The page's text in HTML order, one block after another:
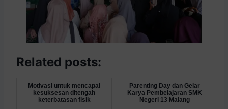
Related posts:
Motivasi untuk mencapai
kesuksesan ditengah
keterbatasan fisik
Parenting Day dan Gelar
Karya Pembelajaran SMK
Negeri 13 Malang